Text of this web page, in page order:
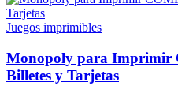
Juegos imprimibles
Monopoly para Imprimir
Billetes y Tarjetas